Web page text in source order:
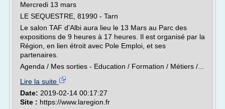
Mercredi 13 mars
LE SEQUESTRE, 81990 - Tarn
Le salon TAF d'Albi aura lieu le 13 Mars au Parc des
expositions de 9 heures à 17 heures. Il est organisé par la
Région, en lien étroit avec Pole Emploi, et ses
partenaires.
Agenda / Mes sorties - Education / Formation / Métiers /...
Lire la suite
Date: 2019-02-14 00:17:27
Site : https://www.laregion.fr